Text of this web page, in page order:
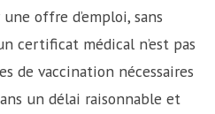
offre d’emploi, sans
certificat médical n’est pas
de vaccination nécessaires
un délai raisonnable et